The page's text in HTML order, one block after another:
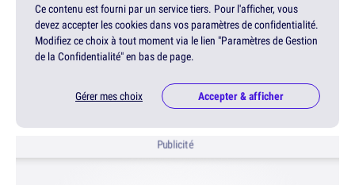
Ce contenu est fourni par un service tiers. Pour l'afficher, vous
devez accepter les cookies dans vos paramètres de confidentialité.
Modifiez ce choix à tout moment via le lien "Paramètres de Gestion
de la Confidentialité" en bas de page.
Gérer mes choix Accepter & afficher
Publicité